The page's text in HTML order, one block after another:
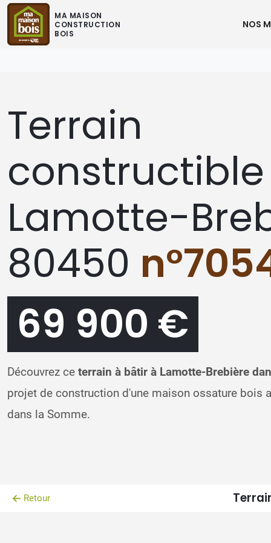
MA MAISON
CONSTRUCTION
BOIS
NOS
Terrain
Lamotte-
80450
69 900 €
Découvrez ce terrain à bâtir à Lamotte-Brebière
projet de construction d'une maison ossature bois
dans la Somme.
Retour